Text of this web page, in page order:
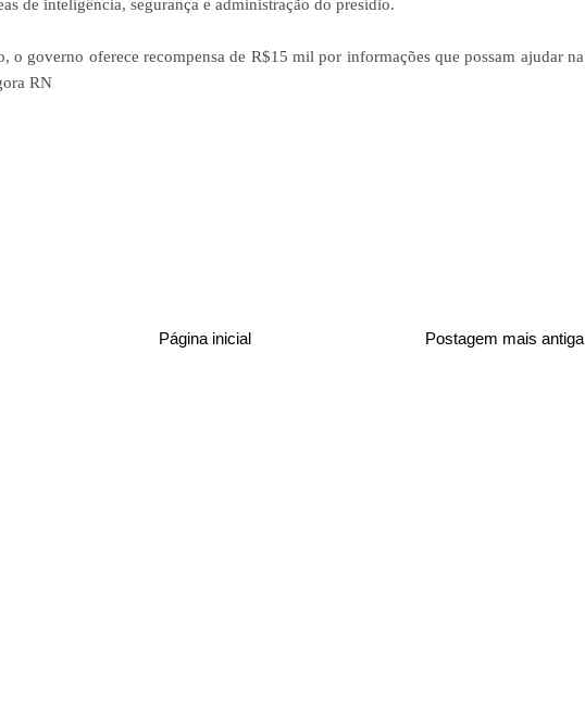
de inteligência, segurança e administração do presídio.
o governo oferece recompensa de R$15 mil por informações que possam ajudar na
RN
Postagem mais antiga
Página inicial